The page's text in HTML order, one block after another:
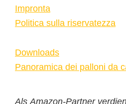
Impronta
Politica sulla riservatezza
Downloads
Panoramica dei palloni da
Als Amazon-Partner